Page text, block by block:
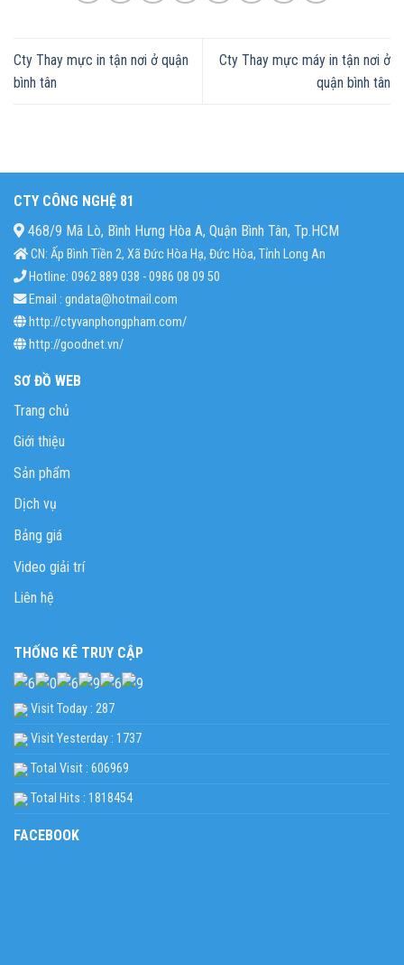
Cty Thay mực in tận nơi ở quận
bình tân
Cty Thay mực máy in tận nơi ở
quận bình tân
CTY CÔNG NGHỆ 81
468/9 Mã Lò, Bình Hưng Hòa A, Quận Bình Tân, Tp.HCM
CN: Ấp Bình Tiền 2, Xã Đức Hòa Hạ, Đức Hòa, Tỉnh Long An
Hotline: 0962 889 038 - 0986 08 09 50
Email : gndata@hotmail.com
http://ctyvanphongpham.com/
http://goodnet.vn/
SƠ ĐỒ WEB
Trang chủ
Giới thiệu
Sản phẩm
Dịch vụ
Bảng giá
Video giải trí
Liên hệ
THỐNG KÊ TRUY CẬP
Visit Today : 287
Visit Yesterday : 1737
Total Visit : 606969
Total Hits : 1818454
FACEBOOK